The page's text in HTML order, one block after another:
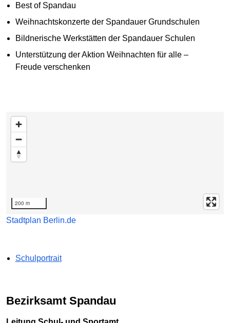
Best of Spandau
Weihnachtskonzerte der Spandauer Grundschulen
Bildnerische Werkstätten der Spandauer Schulen
Unterstützung der Aktion Weihnachten für alle –
Freude verschenken
Karte überspringen
200 m
Stadtplan Berlin.de
Schulportrait
Bezirksamt Spandau